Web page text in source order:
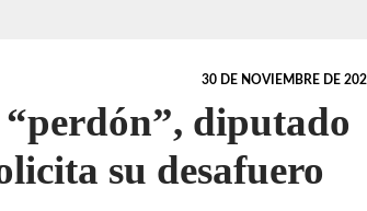
30 DE NOVIEMBRE DE
diputado
su desafuero